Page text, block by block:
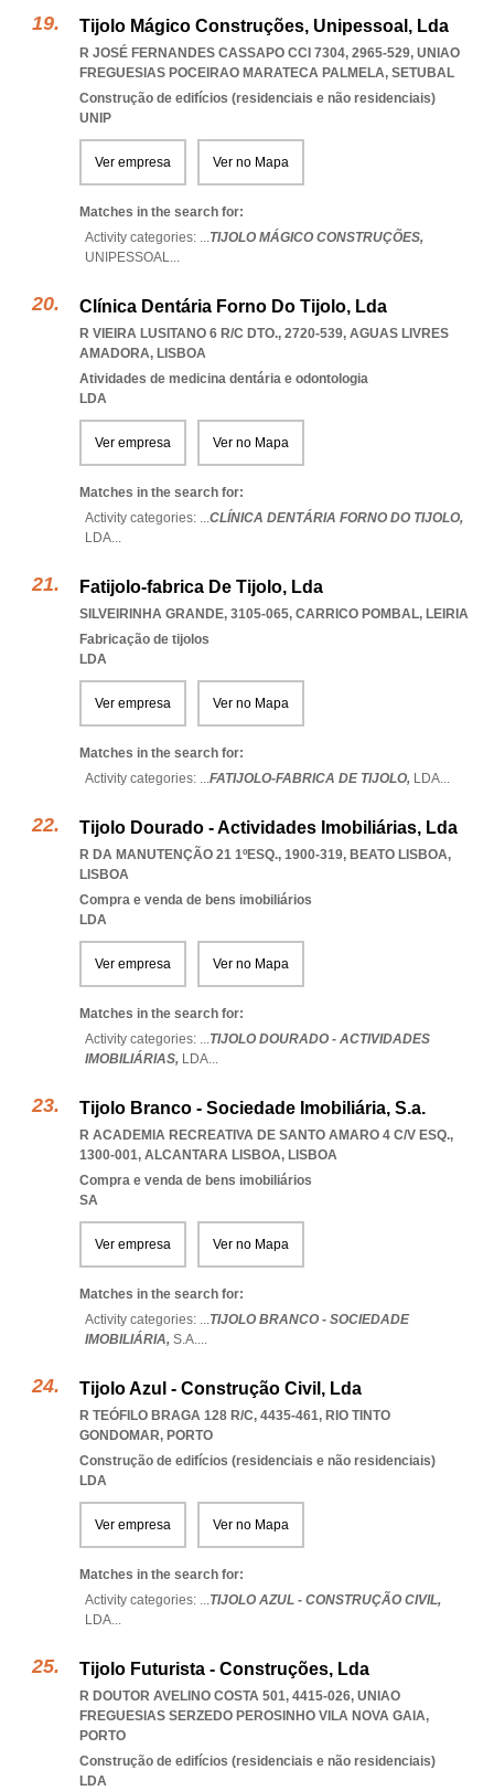
Tijolo Mágico Construções, Unipessoal, Lda
R JOSÉ FERNANDES CASSAPO CCI 7304, 2965-529, UNIAO
FREGUESIAS POCEIRAO MARATECA PALMELA, SETUBAL
Construção de edifícios (residenciais e não residenciais)
UNIP
Ver empresa Ver no Mapa
Matches in the search for:
Activity categories: ...TIJOLO MÁGICO CONSTRUÇÕES,
UNIPESSOAL...
Clínica Dentária Forno Do Tijolo, Lda
R VIEIRA LUSITANO 6 R/C DTO., 2720-539, AGUAS LIVRES
AMADORA, LISBOA
Atividades de medicina dentária e odontologia
LDA
Ver empresa Ver no Mapa
Matches in the search for:
Activity categories: ...CLÍNICA DENTÁRIA FORNO DO TIJOLO,
LDA...
Fatijolo-fabrica De Tijolo, Lda
SILVEIRINHA GRANDE, 3105-065, CARRICO POMBAL, LEIRIA
Fabricação de tijolos
LDA
Ver empresa Ver no Mapa
Matches in the search for:
Activity categories: ...FATIJOLO-FABRICA DE TIJOLO, LDA...
Tijolo Dourado - Actividades Imobiliárias, Lda
R DA MANUTENÇÃO 21 1ºESQ., 1900-319, BEATO LISBOA,
LISBOA
Compra e venda de bens imobiliários
LDA
Ver empresa Ver no Mapa
Matches in the search for:
Activity categories: ...TIJOLO DOURADO - ACTIVIDADES
IMOBILIÁRIAS, LDA...
Tijolo Branco - Sociedade Imobiliária, S.a.
R ACADEMIA RECREATIVA DE SANTO AMARO 4 C/V ESQ.,
1300-001, ALCANTARA LISBOA, LISBOA
Compra e venda de bens imobiliários
SA
Ver empresa Ver no Mapa
Matches in the search for:
Activity categories: ...TIJOLO BRANCO - SOCIEDADE
IMOBILIÁRIA, S.A....
Tijolo Azul - Construção Civil, Lda
R TEÓFILO BRAGA 128 R/C, 4435-461, RIO TINTO
GONDOMAR, PORTO
Construção de edifícios (residenciais e não residenciais)
LDA
Ver empresa Ver no Mapa
Matches in the search for:
Activity categories: ...TIJOLO AZUL - CONSTRUÇÃO CIVIL,
LDA...
Tijolo Futurista - Construções, Lda
R DOUTOR AVELINO COSTA 501, 4415-026, UNIAO
FREGUESIAS SERZEDO PEROSINHO VILA NOVA GAIA,
PORTO
Construção de edifícios (residenciais e não residenciais)
LDA